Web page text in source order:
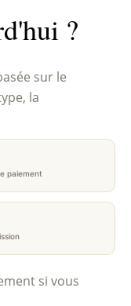
?
sur le
la
paiement
si vous